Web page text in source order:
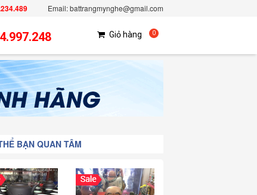
Email: battrangmynghe@gmail.com
Giỏ hàng 0
BẠN QUAN TÂM